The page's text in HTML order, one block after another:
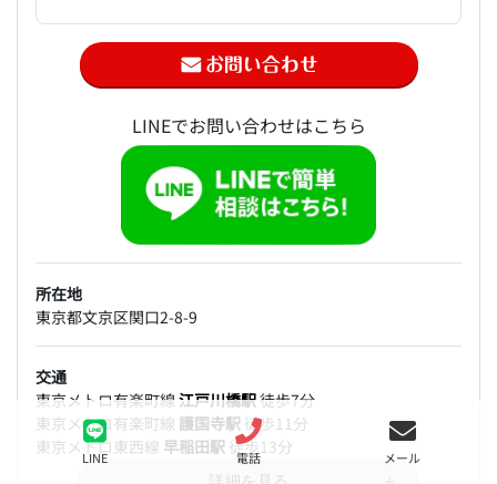
LINE 電話 メール
LINEでお問い合わせはこちら
所在地
東京都文京区関口2-8-9
交通
東京メトロ有楽町線江戸川橋駅徒歩7分
東京メトロ有楽町線 護国寺駅 徒歩11分
東京メトロ東西線 早稲田駅 徒歩13分